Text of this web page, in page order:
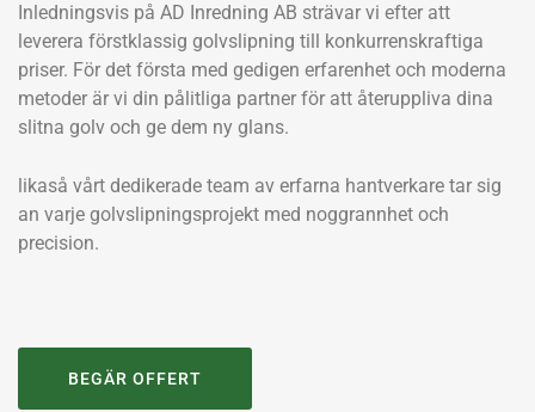
Inledningsvis på AD Inredning AB strävar vi efter att
leverera förstklassig golvslipning till konkurrenskraftiga
priser. För det första med gedigen erfarenhet och moderna
metoder är vi din pålitliga partner för att återuppliva dina
slitna golv och ge dem ny glans.
likaså vårt dedikerade team av erfarna hantverkare tar sig
an varje golvslipningsprojekt med noggrannhet och
precision.
BEGÄR OFFERT